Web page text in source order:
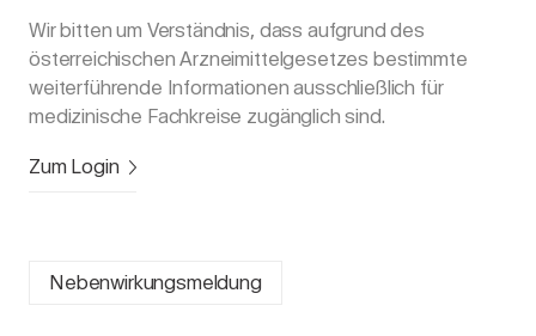
Wir bitten um Verständnis, dass aufgrund des
österreichischen Arzneimittelgesetzes bestimmte
weiterführende Informationen ausschließlich für
medizinische Fachkreise zugänglich sind.
Zum Login
Nebenwirkungsmeldung